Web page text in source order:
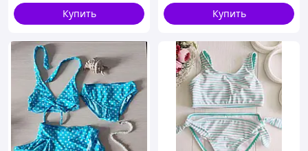
Купить
SKU_004764-750
Купить